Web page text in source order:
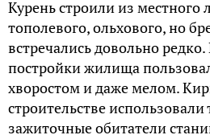
Курень строили из местного
тополевого, ольхового, но
встречались довольно
постройки жилища
хворостом и даже мелом.
строительстве использовали
зажиточные обитатели